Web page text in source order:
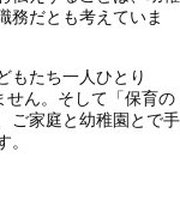
務だとも考えていま
もたち一人ひとり
せん。そして「保育の
ご家庭と幼稚園とで手